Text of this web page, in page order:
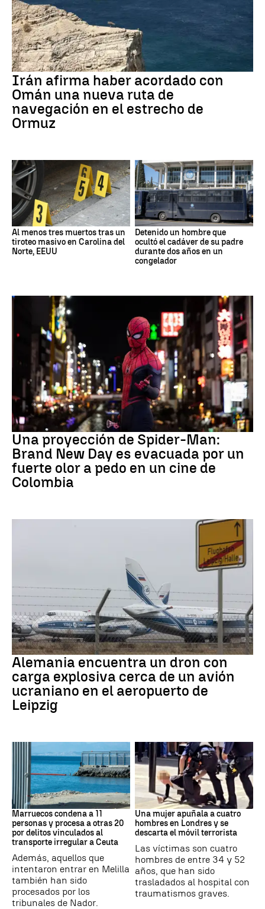
Irán afirma haber acordado con
Omán una nueva ruta de
navegación en el estrecho de
Ormuz
Al menos tres muertos tras un
tiroteo masivo en Carolina del
Norte, EEUU
Detenido un hombre que
ocultó el cadáver de su padre
durante dos años en un
congelador
Pedo Spiderman
Una proyección de Spider-Man:
Brand New Day es evacuada por un
fuerte olor a pedo en un cine de
Colombia
Dron Ucrania
Alemania encuentra un dron con
carga explosiva cerca de un avión
ucraniano en el aeropuerto de
Leipzig
Marruecos
Marruecos condena a 11
personas y procesa a otras 20
por delitos vinculados al
transporte irregular a Ceuta
Además, aquellos que
intentaron entrar en Melilla
también han sido
procesados por los
tribunales de Nador.
Londres
Una mujer apuñala a cuatro
hombres en Londres y se
descarta el móvil terrorista
Las víctimas son cuatro
hombres de entre 34 y 52
años, que han sido
trasladados al hospital con
traumatismos graves.